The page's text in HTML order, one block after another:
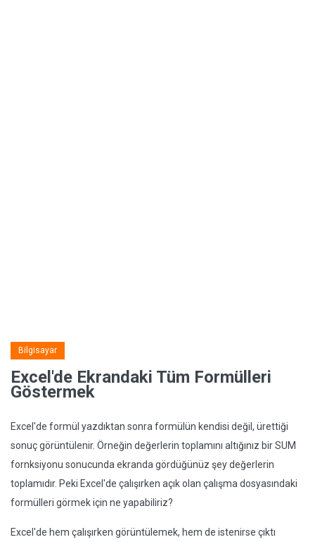
Bilgisayar
Excel'de Ekrandaki Tüm Formülleri
Göstermek
Excel'de formül yazdıktan sonra formülün kendisi değil, ürettiği
sonuç görüntülenir. Örneğin değerlerin toplamını altığınız bir SUM
fornksiyonu sonucunda ekranda gördüğünüz şey değerlerin
toplamıdır. Peki Excel'de çalışırken açık olan çalışma dosyasındaki
formülleri görmek için ne yapabiliriz?
Excel'de hem çalışırken görüntülemek, hem de istenirse çıktı